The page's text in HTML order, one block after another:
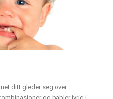
ditt gleder seg over
og babler ivrig i